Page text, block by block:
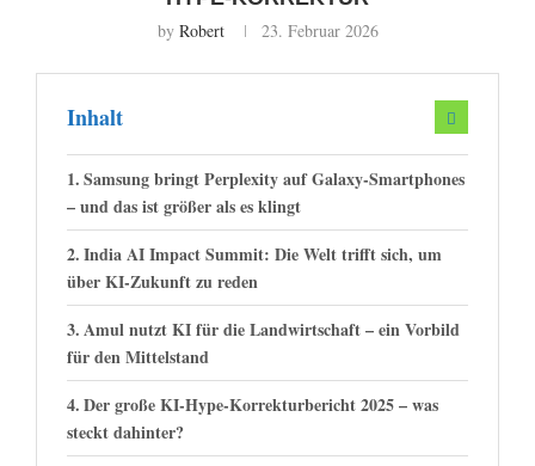
by Robert 23. Februar 2026
Inhalt
Samsung bringt Perplexity auf Galaxy-Smartphones
– und das ist größer als es klingt
India AI Impact Summit: Die Welt trifft sich, um
über KI-Zukunft zu reden
Amul nutzt KI für die Landwirtschaft – ein Vorbild
für den Mittelstand
Der große KI-Hype-Korrekturbericht 2025 – was
steckt dahinter?